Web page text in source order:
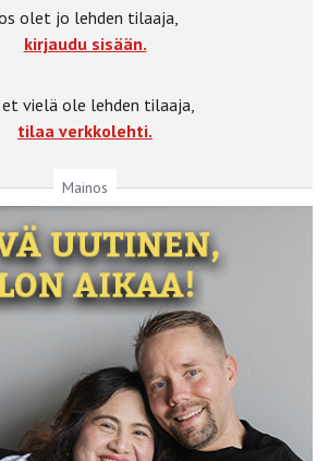
olet jo lehden tilaaja,
kirjaudu sisään.
et vielä ole lehden tilaaja,
tilaa verkkolehti.
Mainos